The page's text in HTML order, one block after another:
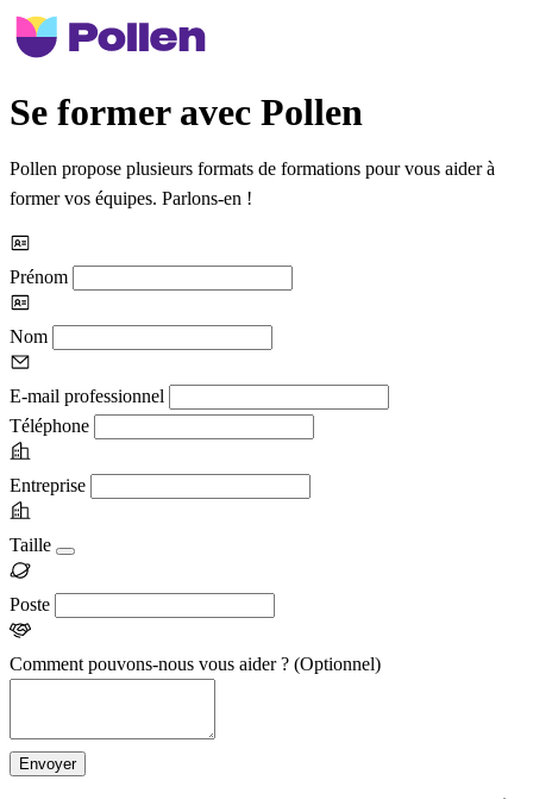
Se former avec Pollen
Pollen propose plusieurs formats de formations pour vous aider à
former vos équipes. Parlons-en !
Prénom
Nom
E-mail professionnel
Téléphone
Entreprise
Taille
Poste
Comment pouvons-nous vous aider ? (Optionnel)
Envoyer